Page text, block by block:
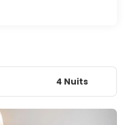
4 Nuits